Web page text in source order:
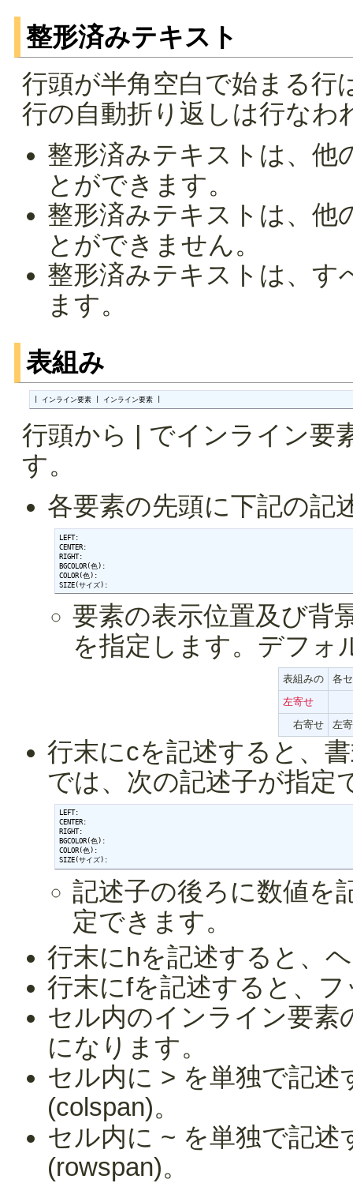
整形済みテキスト
行頭が半角空白で始まる行
行の自動折り返しは行なわ
整形済みテキストは、他
とができます。
整形済みテキストは、他
とができません。
整形済みテキストは、す
ます。
表組み
| インライン要素 | インライン要素 |
行頭から | でインライン要
す。
各要素の先頭に下記の記
LEFT:
CENTER:
RIGHT:
BGCOLOR(色):
COLOR(色):
SIZE(サイズ):
要素の表示位置及び背
を指定します。デフォ
表組みの
各
左寄せ
右寄せ
左
行末にcを記述すると、
では、次の記述子が指定
LEFT:
CENTER:
RIGHT:
BGCOLOR(色):
COLOR(色):
SIZE(サイズ):
記述子の後ろに数値を
定できます。
行末にhを記述すると、
行末にfを記述すると、
セル内のインライン要素
になります。
セル内に > を単独で記
(colspan)。
セル内に ~ を単独で記
(rowspan)。